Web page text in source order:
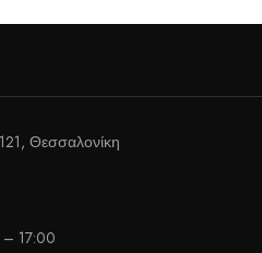
Θεσσαλονίκη
– 17:00